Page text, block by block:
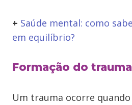
+ Saúde mental: como
em equilíbrio?
Formação do trauma
Um trauma ocorre